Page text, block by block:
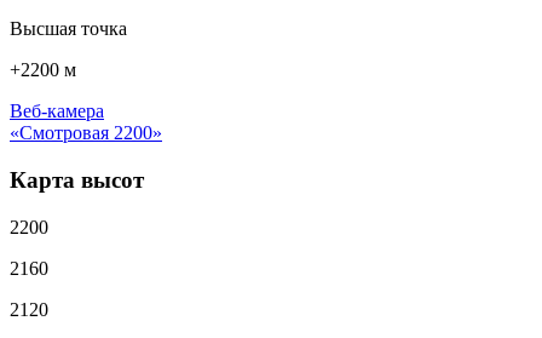
Высшая точка
+2200 м
Веб-камера
«Смотровая 2200»
Карта высот
2200
2160
2120